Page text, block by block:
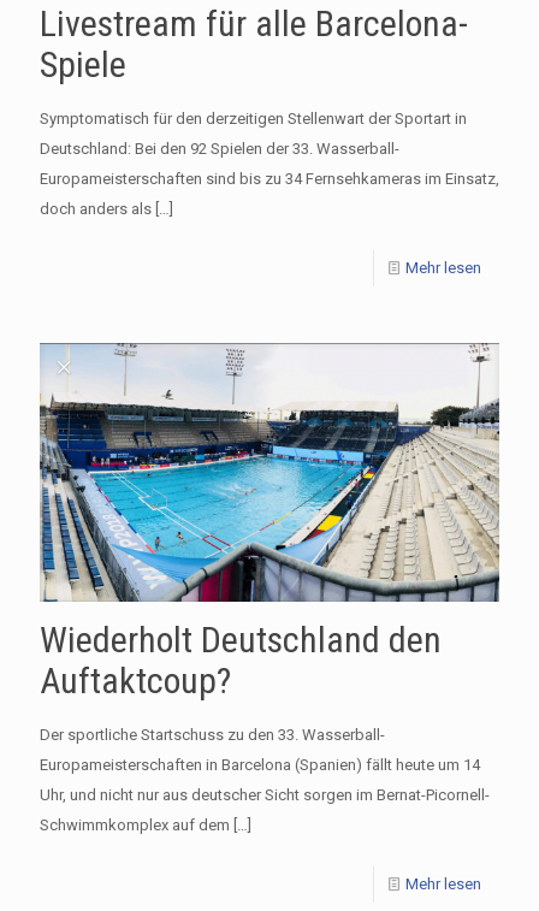
Livestream für alle Barcelona-
Spiele
Symptomatisch für den derzeitigen Stellenwart der Sportart in
Deutschland: Bei den 92 Spielen der 33. Wasserball-
Europameisterschaften sind bis zu 34 Fernsehkameras im Einsatz,
doch anders als […]
Mehr lesen
Wiederholt Deutschland den
Auftaktcoup?
Der sportliche Startschuss zu den 33. Wasserball-
Europameisterschaften in Barcelona (Spanien) fällt heute um 14
Uhr, und nicht nur aus deutscher Sicht sorgen im Bernat-Picornell-
Schwimmkomplex auf dem […]
Mehr lesen